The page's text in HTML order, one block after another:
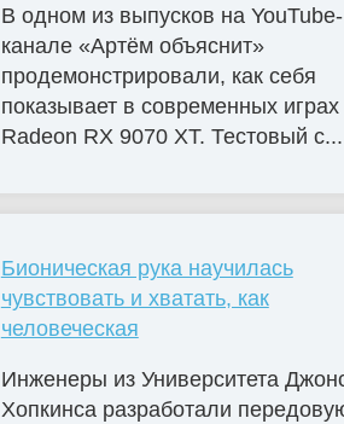
В одном из выпусков на YouTube-
канале «Артём объяснит»
продемонстрировали, как себя
показывает в современных
Radeon RX 9070 XT. Тестовый с...
Бионическая рука научилась
чувствовать и хватать, как
человеческая
Инженеры из Университета
Хопкинса разработали